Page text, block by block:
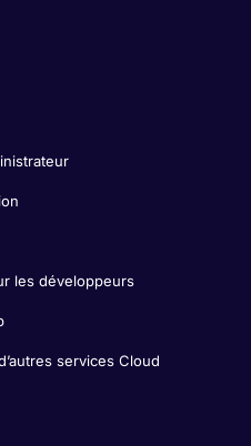
les développeurs
services Cloud